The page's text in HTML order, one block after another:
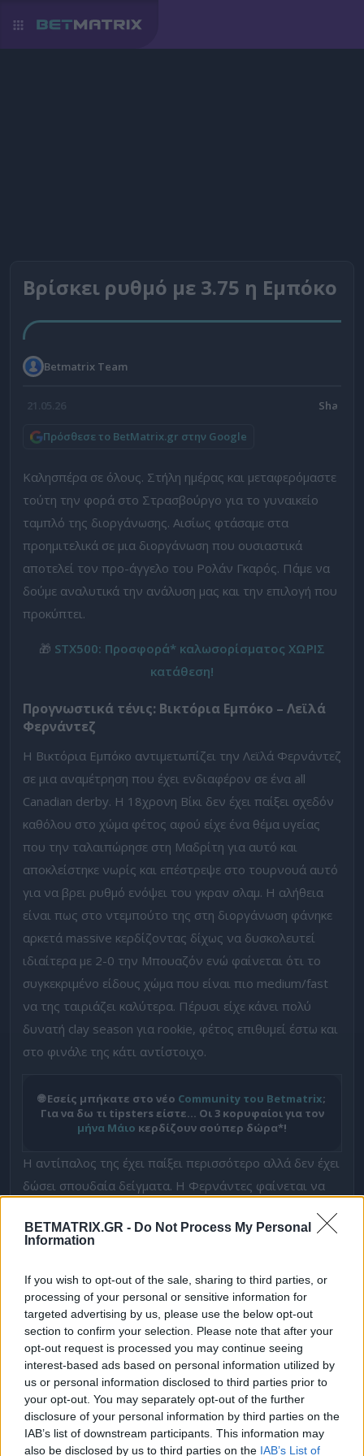
BETMATRIX.GR - Do Not Process My Personal
Information
If you wish to opt-out of the sale, sharing to third parties, or
processing of your personal or sensitive information for
targeted advertising by us, please use the below opt-out
section to confirm your selection. Please note that after your
opt-out request is processed you may continue seeing
interest-based ads based on personal information utilized by
us or personal information disclosed to third parties prior to
your opt-out. You may separately opt-out of the further
disclosure of your personal information by third parties on the
IAB’s list of downstream participants. This information may
also be disclosed by us to third parties on the IAB’s List of
Βρίσκει ρυθμό με 3.75 η Εμπόκο
Betmatrix Team
21.05.26
Πρόσθεσε το BetMatrix.gr στην Google
Καλησπέρα σε όλους. Στήλη ημέρας και μεταφερόμαστε
τούτη την φορά στο Στρασβούργο για το γυναικείο
ταμπλό της διοργάνωσης. Αισίως φτάσαμε στα
προημιτελικά σε μια διοργάνωση που ουσιαστικά
αποτελεί τον προ-άγγελο του Ρολάν Γκαρός. Πάμε να
δούμε αναλυτικά την ανάλυση μας και την επιλογή που
προκύπτει.
🎁 STX500: Προσφορά* καλωσορίσματος ΧΩΡΙΣ
κατάθεση!
Προγνωστικά τένις: Βικτόρια Εμπόκο – Λεϊλά
Φερνάντεζ
Η Βικτόρια Εμπόκο αντιμετωπίζει την Λεϊλά Φερνάντεζ
σε μια αναμέτρηση που έχει ενδιαφέρον σε ένα all
Canadian derby. Η 18χρονη Βίκι δεν έχει παίξει σχεδόν
καθόλου στο χώμα φέτος αφού είχε ένα θέμα υγείας
που την ταλαιπώρησε στη Μαδρίτη για αυτό και
αποκλείστηκε νωρίς και επέστρεψε στο τουρνουά αυτό
για να βρει ρυθμό ενόψει του γκραν σλαμ. Η αλήθεια
είναι πως στο ντεμπούτο της στη διοργάνωση φάνηκε
αρκετά massive κερδίζοντας δίχως να δυσκολευτεί
ιδιαίτερα με 2-0 την Μπουαζόν ενώ φαίνεται ότι το
συγκεκριμένο είδους χώμα που είναι πιο medium/fast
να της ταιριάζει καλύτερα. Πέρυσι είχε κάνει πολύ
δυνατή clay season για rookie, φέτος επιθυμεί έστω και
στο φινάλε της κάτι αντίστοιχο.
🌐 Εσείς μπήκατε στο νέο Community του Betmatrix;
Για να δω τι tipsters είστε… Οι 3 κορυφαίοι για τον
μήνα Μάιο κερδίζουν σούπερ δώρα*!
Η αντίπαλος της έχει παίξει περισσότερο αλλά δεν έχει
δώσει σπουδαία δείγματα. Η Φερνάντες φαίνεται να
να έχει συμμετάσχει σε όλα τα μεγάλα τουρνουά έως
αποκορύφωμα εκείνη από την Μασάροβα δύο
εβδομάδες πριν και την Μπλίνκοβα στο μικρό
challenger του Παρισιού. Μπορεί να έχει κάποια
χαρακτηριστικά που ταιριάζουν στη συγκεκριμένη
επιφάνεια αλλά δεν είναι τόσο ικανή σε ράλι όταν δεν
παίζει με φλατ χτυπήματα και δείχνει ότι την
ταλαιπωρούν οι αναπηδήσεις της μπάλας. Απέκλεισε
πολύ δύσκολα σε μια επίπονη μάχη τριών ωρών δύο